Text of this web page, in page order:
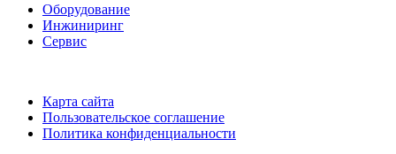
Оборудование
Инжиниринг
Сервис
Карта сайта
Пользовательское соглашение
Политика конфиденциальности